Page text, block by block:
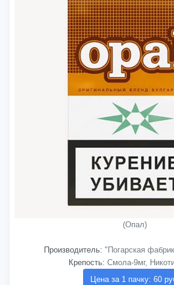
(Опал)
Производитель: "Погарская
Крепость: Смола-9мг,
Цена за 1 пачку: 60